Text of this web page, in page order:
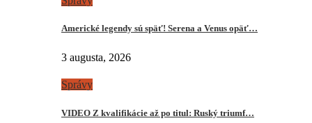
Americké legendy sú späť! Serena a Venus opäť…
3 augusta, 2026
Správy
VIDEO Z kvalifikácie až po titul: Ruský triumf…